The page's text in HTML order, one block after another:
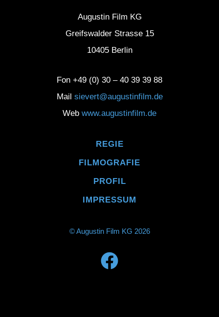
Augustin Film KG
Greifswalder Strasse 15
10405 Berlin
Fon +49 (0) 30 – 40 39 39 88
Mail sievert@augustinfilm.de
Web www.augustinfilm.de
REGIE
FILMOGRAFIE
PROFIL
IMPRESSUM
© Augustin Film KG 2026